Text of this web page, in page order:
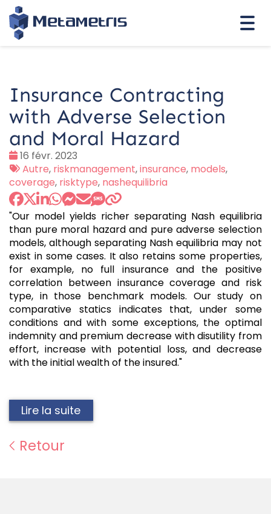
Insurance Contracting
with Adverse Selection
and Moral Hazard
Date
:
16 févr. 2023
Tags
:
Autre, riskmanagement,insurance, models,
coverage, risktype, nashequilibria
"Our model yields richer separating Nash equilibria
than pure moral hazard and pure adverse selection
models, although separating Nash equilibria may not
exist in some cases. It also retains some properties,
for example, no full insurance and the positive
correlation between insurance coverage and risk
type, in those benchmark models. Our study on
comparative statics indicates that, under some
conditions and with some exceptions, the optimal
indemnity and premium decrease with disutility from
effort, increase with potential loss, and decrease
with the initial wealth of the insured."
Lire la suite
Retour